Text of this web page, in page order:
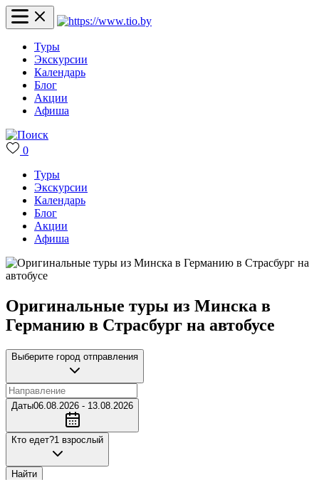
Туры
Экскурсии
Календарь
Блог
Акции
Афиша
0
Туры
Экскурсии
Календарь
Блог
Акции
Афиша
Оригинальные туры из Минска в
Германию в Страсбург на автобусе
Выберите город отправления
Даты06.08.2026 - 13.08.2026
Кто едет?1 взрослый
Найти